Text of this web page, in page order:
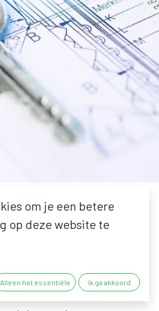
om je een betere
op deze website te
Alleen het essentiële Ik ga akkoord